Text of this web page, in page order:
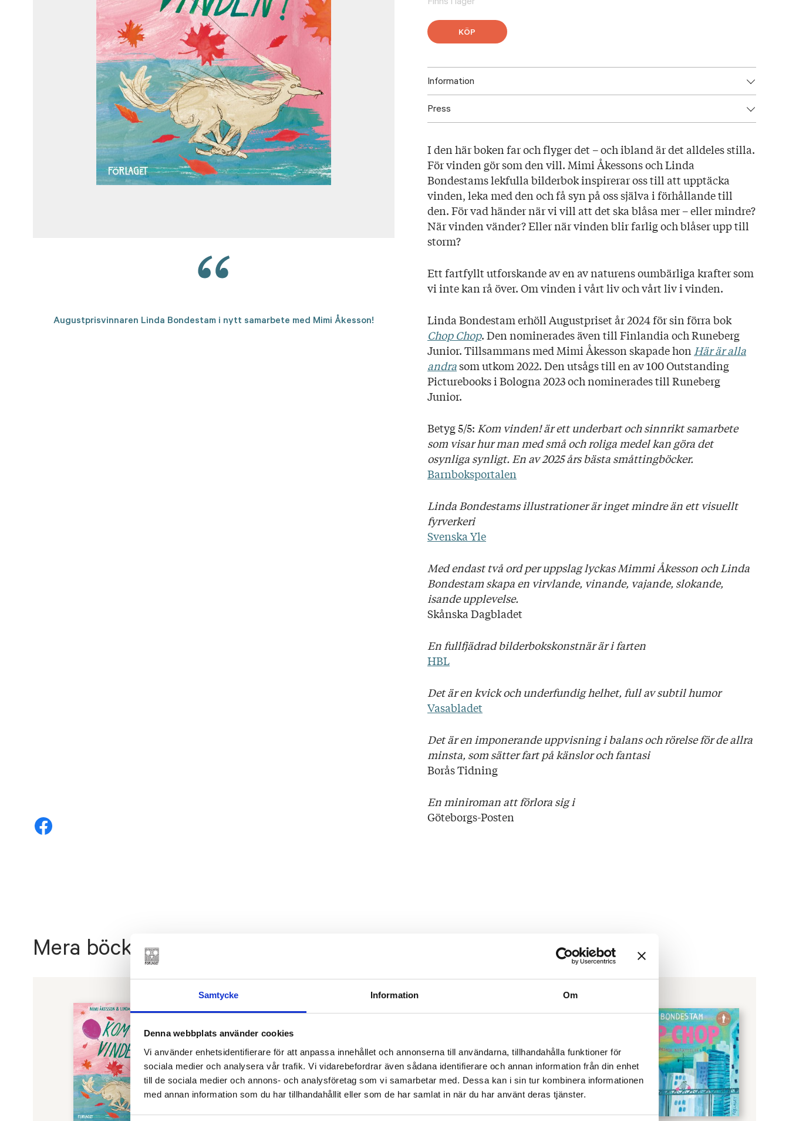
Samtycke Information Om
Denna webbplats använder cookies
Vi använder enhetsidentifierare för att anpassa innehållet och annonserna till användarna, tillhandahålla funktioner för
sociala medier och analysera vår trafik. Vi vidarebefordrar även sådana identifierare och annan information från din enhet
till de sociala medier och annons- och analysföretag som vi samarbetar med. Dessa kan i sin tur kombinera informationen
med annan information som du har tillhandahållit eller som de har samlat in när du har använt deras tjänster.
Augustprisvinnaren Linda Bondestam i nytt samarbete med Mimi Åkesson!
Finns i lager
KÖP
Information
ISBN: 9789523336643
Titel: Kom vinden!
Språk: Svenska
Sidantal: 32
Format: Kartonnage
Illustratör: Linda Bondestam
Press
I den här boken far och flyger det – och ibland är det alldeles stilla.
För vinden gör som den vill. Mimi Åkessons och Linda
Bondestams lekfulla bilderbok inspirerar oss till att upptäcka
vinden, leka med den och få syn på oss själva i förhållande till
den. För vad händer när vi vill att det ska blåsa mer – eller mindre?
När vinden vänder? Eller när vinden blir farlig och blåser upp till
storm?
Ett fartfyllt utforskande av en av naturens oumbärliga krafter som
vi inte kan rå över. Om vinden i vårt liv och vårt liv i vinden.
Linda Bondestam erhöll Augustpriset år 2024 för sin förra bok
Chop Chop. Den nominerades även till Finlandia och Runeberg
Junior. Tillsammans med Mimi Åkesson skapade honHär är alla
andrasom utkom 2022. Den utsågs till en av 100 Outstanding
Picturebooks i Bologna 2023 och nominerades till Runeberg
Junior.
Betyg 5/5:Kom vinden! är ett underbart och sinnrikt samarbete
som visar hur man med små och roliga medel kan göra det
osynliga synligt. En av 2025 års bästa småttingböcker.
Barnboksportalen
Linda Bondestams illustrationer är inget mindre än ett visuellt
fyrverkeri
Svenska Yle
Med endast två ord per uppslag lyckas Mimmi Åkesson och Linda
Bondestam skapa en virvlande, vinande, vajande, slokande,
isande upplevelse.
Skånska Dagbladet
En fullfjädrad bilderbokskonstnär är i farten
HBL
Det är en kvick och underfundig helhet, full av subtil humor
Vasabladet
Det är en imponerande uppvisning i balans och rörelse för de allra
minsta, som sätter fart på känsloroch fantasi
Borås Tidning
En miniroman att förlora sig i
Göteborgs-Posten
Mera böcker